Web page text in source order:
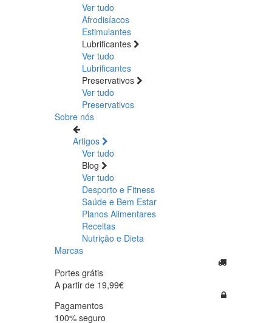
Ver tudo
Afrodisíacos
Estimulantes
Lubrificantes
Ver tudo
Lubrificantes
Preservativos
Ver tudo
Preservativos
Sobre nós
Artigos
Ver tudo
Blog
Ver tudo
Desporto e Fitness
Saúde e Bem Estar
Planos Alimentares
Receitas
Nutrição e Dieta
Marcas
Portes grátis
A partir de 19,99€
Pagamentos
100% seguro